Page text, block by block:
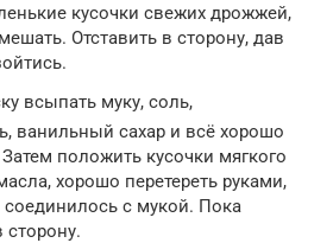
кусочки свежих дрожжей,
Отставить в сторону, дав
всыпать муку, соль,
ванильный сахар и всё хорошо
положить кусочки мягкого
хорошо перетереть руками,
с мукой. Пока
сторону.